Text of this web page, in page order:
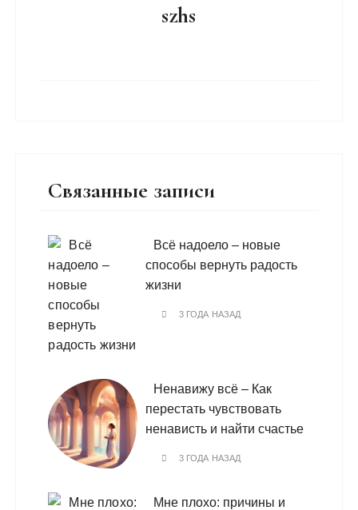
szhs
Связанные записи
Всё надоело – новые
способы вернуть радость
жизни
3 ГОДА НАЗАД
Ненавижу всё – Как
перестать чувствовать
ненависть и найти счастье
3 ГОДА НАЗАД
Мне плохо: причины и